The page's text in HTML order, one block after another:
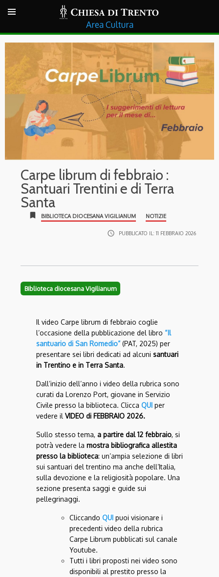
Cultura
Carpe librum di febbraio :
Santuari Trentini e di Terra
Santa
bookmark BIBLIOTECA DIOCESANA VIGILIANUM NOTIZIE
access_time PUBBLICATO IL: 11 FEBBRAIO 2026
Biblioteca diocesana Vigilianum
Il video Carpe librum di febbraio coglie
l’occasione della pubblicazione del libro “Il
santuario di San Romedio” (PAT, 2025) per
presentare sei libri dedicati ad alcuni santuari
in Trentino e in Terra Santa.
Dall’inizio dell’anno i video della rubrica sono
curati da Lorenzo Port, giovane in Servizio
Civile presso la biblioteca. Clicca QUI per
vedere il VIDEO di FEBBRAIO 2026.
Sullo stesso tema, a partire dal 12 febbraio, si
potrà vedere la mostra bibliografica allestita
presso la biblioteca: un’ampia selezione di libri
sui santuari del trentino ma anche dell’Italia,
sulla devozione e la religiosità popolare. Una
sezione presenta saggi e guide sui
pellegrinaggi.
Cliccando QUI puoi visionare i
precedenti video della rubrica
Carpe Librum pubblicati sul canale
Youtube.
Tutti i libri proposti nei video sono
disponibili al prestito presso la